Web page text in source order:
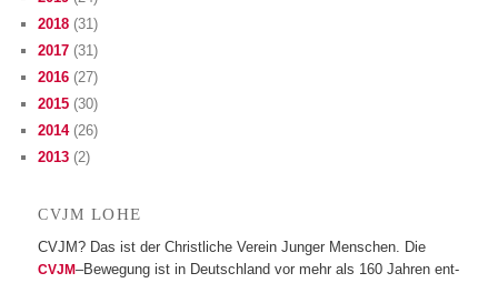
2018 (31)
2017 (31)
2016 (27)
2015 (30)
2014(26)
2013 (2)
CVJM LOHE
CVJM? Das ist der Christ­li­che Ver­ein Jun­ger Men­schen. Die
CVJM–Bewe­gung ist in Deutsch­land vor mehr als 160 Jah­ren ent­